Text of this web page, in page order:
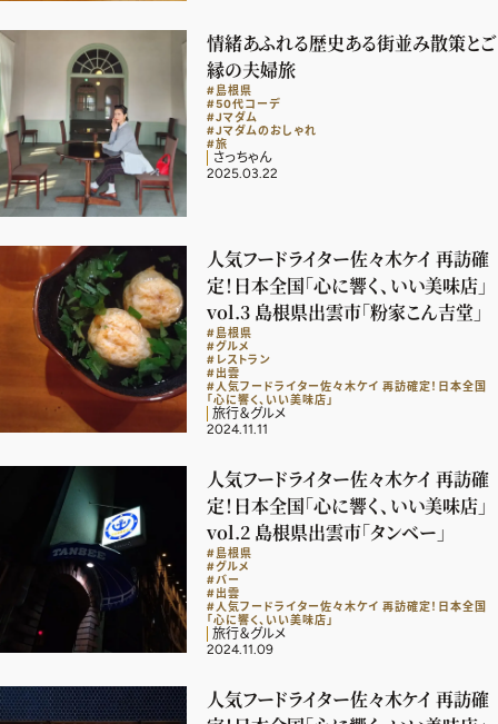
購入
SHOPPING
エクラプレミアム通販
売れ筋ランキング
エクラ限定アイテム
イーバイエクラ
FOLLOW US
そしてエクラの美意識を、SNSで発信しています。
JOIN US
会員限定プレゼントや特別イベントへの応募など
情緒あふれる歴史ある街並み散策とご
縁の夫婦旅
#島根県
#50代コーデ
#Jマダム
#Jマダムのおしゃれ
#旅
さっちゃん
2025.03.22
人気フードライター佐々木ケイ 再訪確
定！日本全国「心に響く、いい美味店」
vol.3 島根県出雲市「粉家こん吉堂」
#島根県
#グルメ
#レストラン
#出雲
#人気フードライター佐々木ケイ 再訪確定！日本全国
「心に響く、いい美味店」
旅行＆グルメ
2024.11.11
人気フードライター佐々木ケイ 再訪確
定！日本全国「心に響く、いい美味店」
vol.2 島根県出雲市「タンベー」
#島根県
#グルメ
#バー
#出雲
#人気フードライター佐々木ケイ 再訪確定！日本全国
「心に響く、いい美味店」
旅行＆グルメ
2024.11.09
人気フードライター佐々木ケイ 再訪確